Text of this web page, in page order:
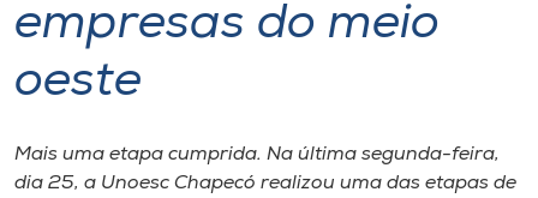
Portal de Ensino
empresas do meio
oeste
Mais uma etapa cumprida. Na última segunda-feira,
dia 25, a Unoesc Chapecó realizou uma das etapas de